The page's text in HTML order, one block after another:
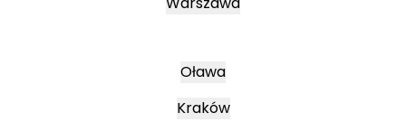
Oława
Kraków